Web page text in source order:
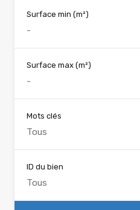
Surface min (m²)
Surface max (m²)
Mots clés
ID du bien